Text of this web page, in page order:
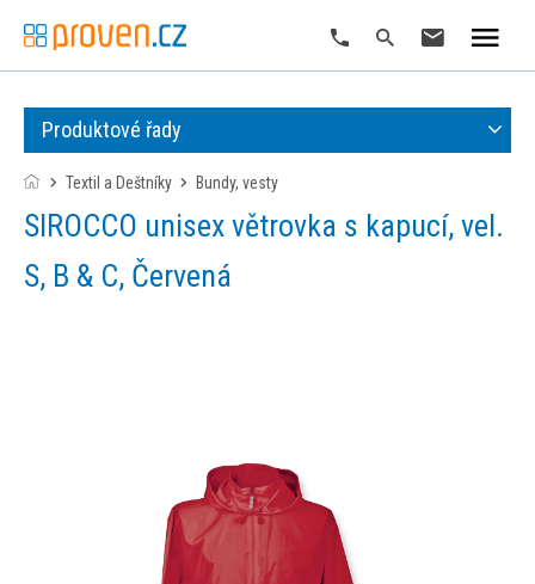
Produktové řady
Textil a Deštníky bundy, vesty
SIROCCO unisex větrovka s kapucí, vel.
S, B & C, Červená